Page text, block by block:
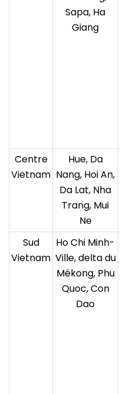
Sapa, Ha
Giang
Centre
Vietnam
Hue, Da
Nang, Hoi An,
Da Lat, Nha
Trang, Mui
Ne
Sud
Vietnam
Ho Chi Minh-
Ville, delta du
Mékong, Phu
Quoc, Con
Dao